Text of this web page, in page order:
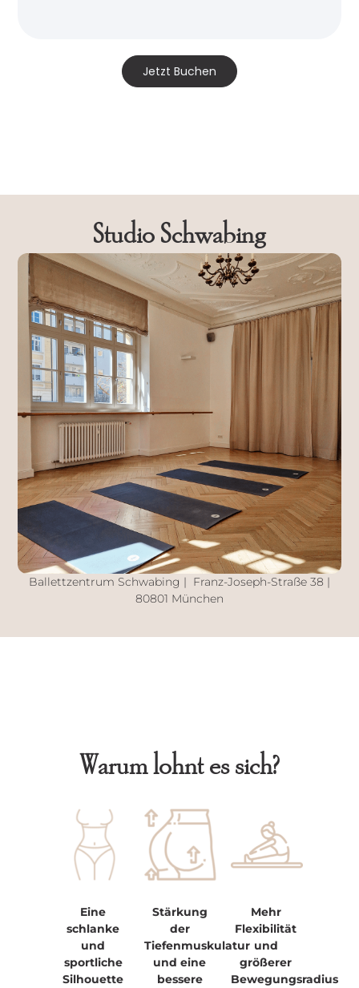
Jetzt Buchen
Studio Schwabing
Ballettzentrum Schwabing | Franz-Joseph-Straße 38 |
80801 München
Warum lohnt es sich?
Eine
schlanke
und
sportliche
Silhouette
Stärkung
der
Tiefenmuskulatur
und eine
bessere
Mehr
Flexibilität
und
größerer
Bewegungsradius